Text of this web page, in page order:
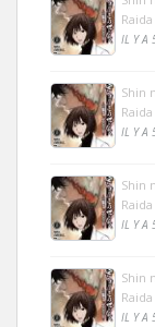
IL Y A
Shin
IL Y A
Shin
IL Y A
Shin
IL Y A